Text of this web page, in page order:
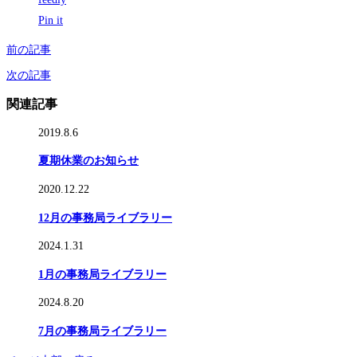
Pin it
前の記事
次の記事
関連記事
2019.8.6
夏期休業のお知らせ
2020.12.22
12月の事務局ライブラリー
2024.1.31
1月の事務局ライブラリー
2024.8.20
7月の事務局ライブラリー